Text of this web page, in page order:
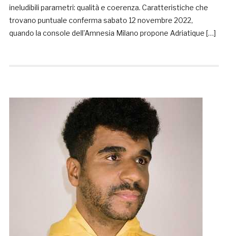
ineludibili parametri: qualità e coerenza. Caratteristiche che
trovano puntuale conferma sabato 12 novembre 2022,
quando la console dell’Amnesia Milano propone Adriatique […]